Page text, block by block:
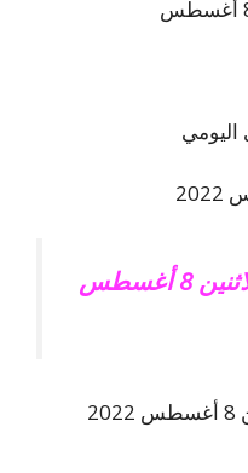
اليومي
Crash Words Puzzle الاثنين 8 أغسطس